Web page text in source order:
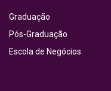
Graduação
Pós-Graduação
Escola de Negócios